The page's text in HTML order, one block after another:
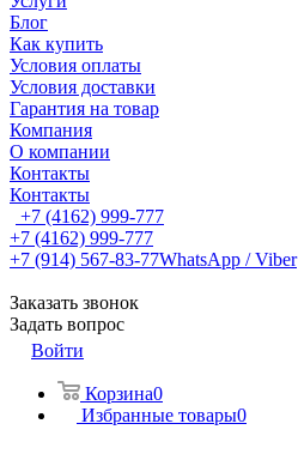
Блог
Как купить
Условия оплаты
Условия доставки
Гарантия на товар
Компания
О компании
Контакты
Контакты
+7 (4162) 999-777
+7 (4162) 999-777
+7 (914) 567-83-77WhatsApp / Viber
Заказать звонок
Задать вопрос
Войти
Корзина0
Избранные товары0